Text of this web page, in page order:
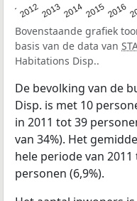
20122013201420152016
Bovenstaande grafiek
basis van de data van
Habitations Disp..
De bevolking van de
Disp. is met 10
in 2011 tot 39
van 34%). Het
hele periode van
personen (6,9%).